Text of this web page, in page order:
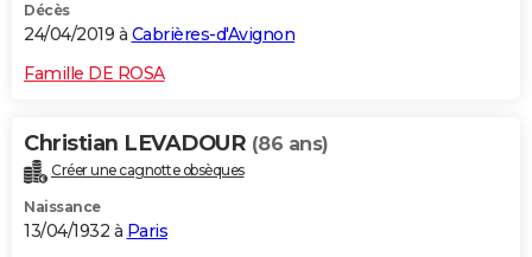
Décès
24/04/2019 à Cabrières-d'Avignon
Famille DE ROSA
Christian LEVADOUR (86 ans)
Créer une cagnotte obsèques
Naissance
13/04/1932 à Paris